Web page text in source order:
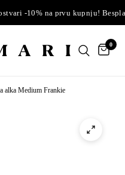
-10% na prvu kupnju!
0
alka Medium Frankie